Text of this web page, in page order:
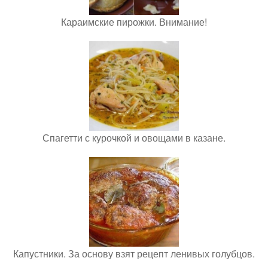
Караимские пирожки. Внимание!
Спагетти с курочкой и овощами в казане.
Капустники. За основу взят рецепт ленивых голубцов.